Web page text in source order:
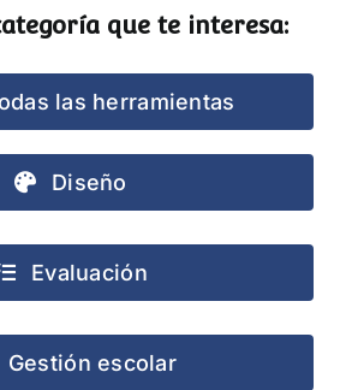
que te interesa:
las herramientas
Diseño
Evaluación
Gestión escolar